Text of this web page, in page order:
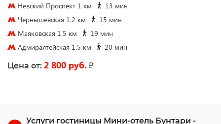
Невский Проспект 1 км
13 мин
Чернышевская 1.2 км
15 мин
Маяковская 1.5 км
19 мин
Адмиралтейская 1.5 км
20 мин
Цена от: 2 800 руб. ₽
Услуги гостиницы Мини-отель Бунтари -